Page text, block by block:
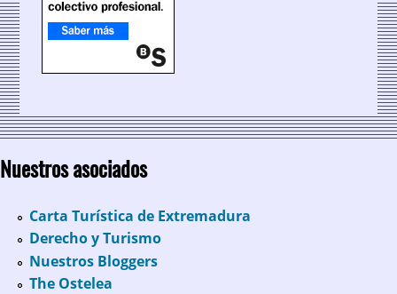
Nuestros asociados
Carta Turística de Extremadura
Derecho y Turismo
Nuestros Bloggers
The Ostelea